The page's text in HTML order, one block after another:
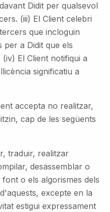
Didit per qualsevol
(iii) El Client celebri
que incloguin
a Didit que els
El Client notifiqui a
significatiu a
accepta no realitzar,
cap de les següents
traduir, realitzar
desassemblar o
o els algorismes dels
excepte en la
estigui expressament